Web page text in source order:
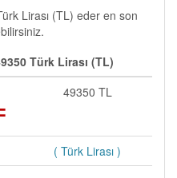
Lirası (TL) eder en son
Türk Lirası (TL)
49350 TL
( Türk Lirası )